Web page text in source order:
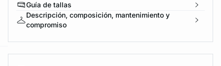
Guía de tallas
Descripción, composición, mantenimiento y
compromiso